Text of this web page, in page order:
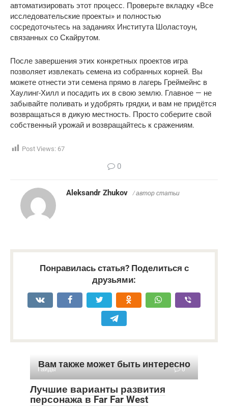
автоматизировать этот процесс. Проверьте вкладку «Все
исследовательские проекты» и полностью
сосредоточьтесь на заданиях Института Шоластоун,
связанных со Скайрутом.
После завершения этих конкретных проектов игра
позволяет извлекать семена из собранных корней. Вы
можете отнести эти семена прямо в лагерь Греймейнс в
Хаулинг-Хилл и посадить их в свою землю. Главное — не
забывайте поливать и удобрять грядки, и вам не придётся
возвращаться в дикую местность. Просто соберите свой
собственный урожай и возвращайтесь к сражениям.
Post Views: 67
0
Aleksandr Zhukov / автор статьи
Понравилась статья? Поделиться с
друзьями:
Вам также может быть интересно
Гайды 0
Лучшие варианты развития
персонажа в Far Far West